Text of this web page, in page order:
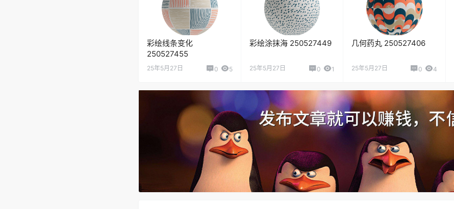
彩绘线条变化
250527455
25年5月27日 0 5
彩绘涂抹海 250527449
25年5月27日 0 1
几何药丸 250527406
25年5月27日 0 4